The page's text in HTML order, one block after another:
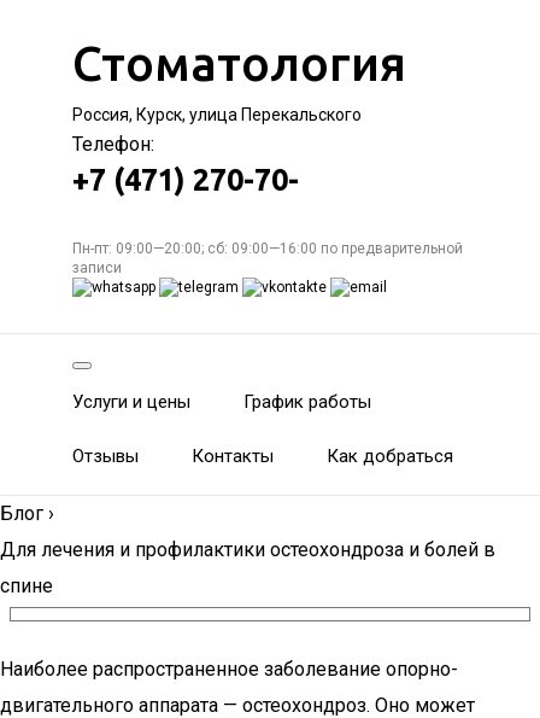
Стоматология
Россия, Курск, улица Перекальского
Телефон:
+7 (471) 270-70-
Пн-пт: 09:00—20:00; сб: 09:00—16:00 по предварительной
записи
Услуги и цены График работы
Отзывы Контакты Как добраться
Блог ›
Для лечения и профилактики остеохондроза и болей в
спине
Наиболее распространенное заболевание опорно-
двигательного аппарата — остеохондроз. Оно может